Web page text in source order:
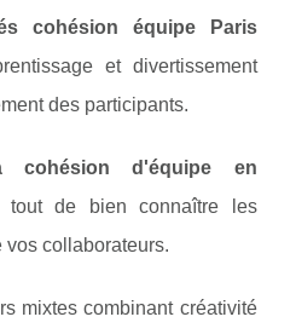
cohésion équipe Paris
et divertissement
des participants.
cohésion d'équipe en
tout de bien connaître les
vos collaborateurs.
mixtes combinant créativité